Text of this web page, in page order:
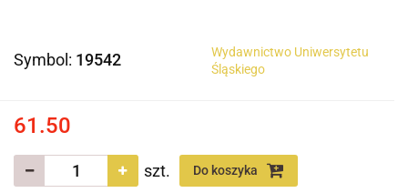
Symbol: 19542
Wydawnictwo Uniwersytetu
Śląskiego
61.50
szt. Do koszyka